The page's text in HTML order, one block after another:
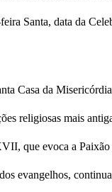
Santa, data da
Casa da
religiosas mais
que evoca a
evangelhos,